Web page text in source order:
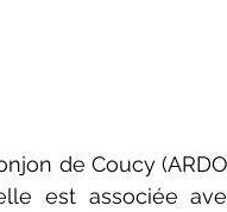
de Coucy
est associée